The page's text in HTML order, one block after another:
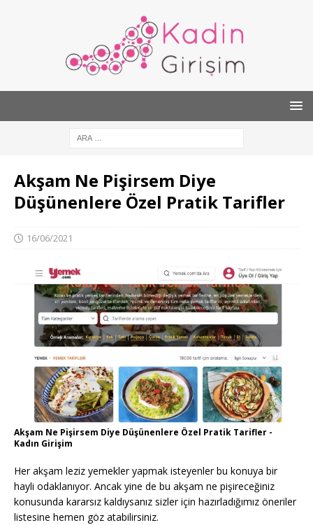
Akşam Ne Pişirsem Diye
Düşünenlere Özel Pratik Tarifler
16/06/2021
Akşam Ne Pişirsem Diye Düşünenlere Özel Pratik Tarifler -
Kadın Girişim
Her akşam leziz yemekler yapmak isteyenler bu konuya bir
hayli odaklanıyor. Ancak yine de bu akşam ne pişireceğiniz
konusunda kararsız kaldıysanız sizler için hazırladığımız öneriler
listesine hemen göz atabilirsiniz.